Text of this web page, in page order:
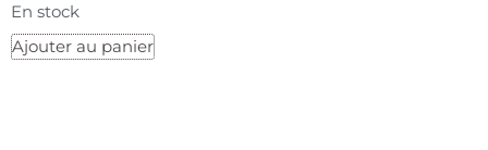
En stock
Ajouter au panier